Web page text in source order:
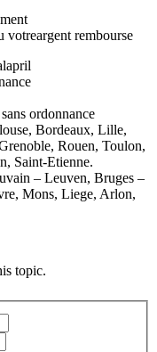
votreargent rembourse
ordonnance
Bordeaux, Lille,
Rouen, Toulon,
Saint-Etienne.
– Leuven, Bruges –
Mons, Liege, Arlon,
topic.